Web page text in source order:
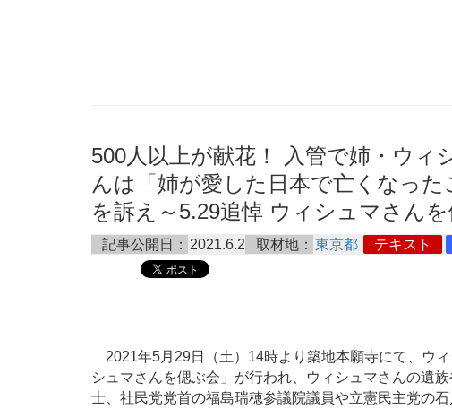
500人以上が献花！ 入管で姉・ウィ
んは「姉が愛した日本で亡くなっ
を訴え～5.29追悼 ウィシュマさん
記事公開日： 2021.6.2 取材地： 東京都 テキスト
2021年5月29日（土）14時より築地本願寺にて、ウ
シュマさんを偲ぶ会」が行われ、ウィシュマさんの遺
士、社民党党首の福島瑞穂参議院議員や立憲民主党の